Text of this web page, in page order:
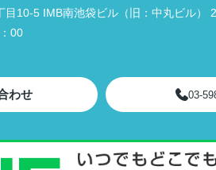
目10-5 IMB南池袋ビル（旧：中丸ビル）
00
わせ 03-